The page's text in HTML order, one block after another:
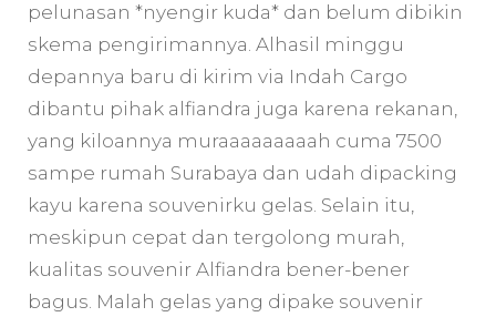
pelunasan *nyengir kuda* dan belum dibikin
skema pengirimannya. Alhasil minggu
depannya baru di kirim via Indah Cargo
dibantu pihak alfiandra juga karena rekanan,
yang kiloannya muraaaaaaaaah cuma 7500
sampe rumah Surabaya dan udah dipacking
kayu karena souvenirku gelas. Selain itu,
meskipun cepat dan tergolong murah,
kualitas souvenir Alfiandra bener-bener
bagus. Malah gelas yang dipake souvenir